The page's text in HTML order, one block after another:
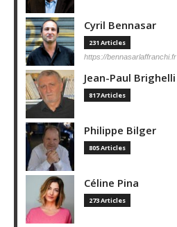
Cyril Bennasar
231 Articles
https://bennasarlaffranchi.fr
Jean-Paul Brighelli
817 Articles
Philippe Bilger
805 Articles
Céline Pina
273 Articles